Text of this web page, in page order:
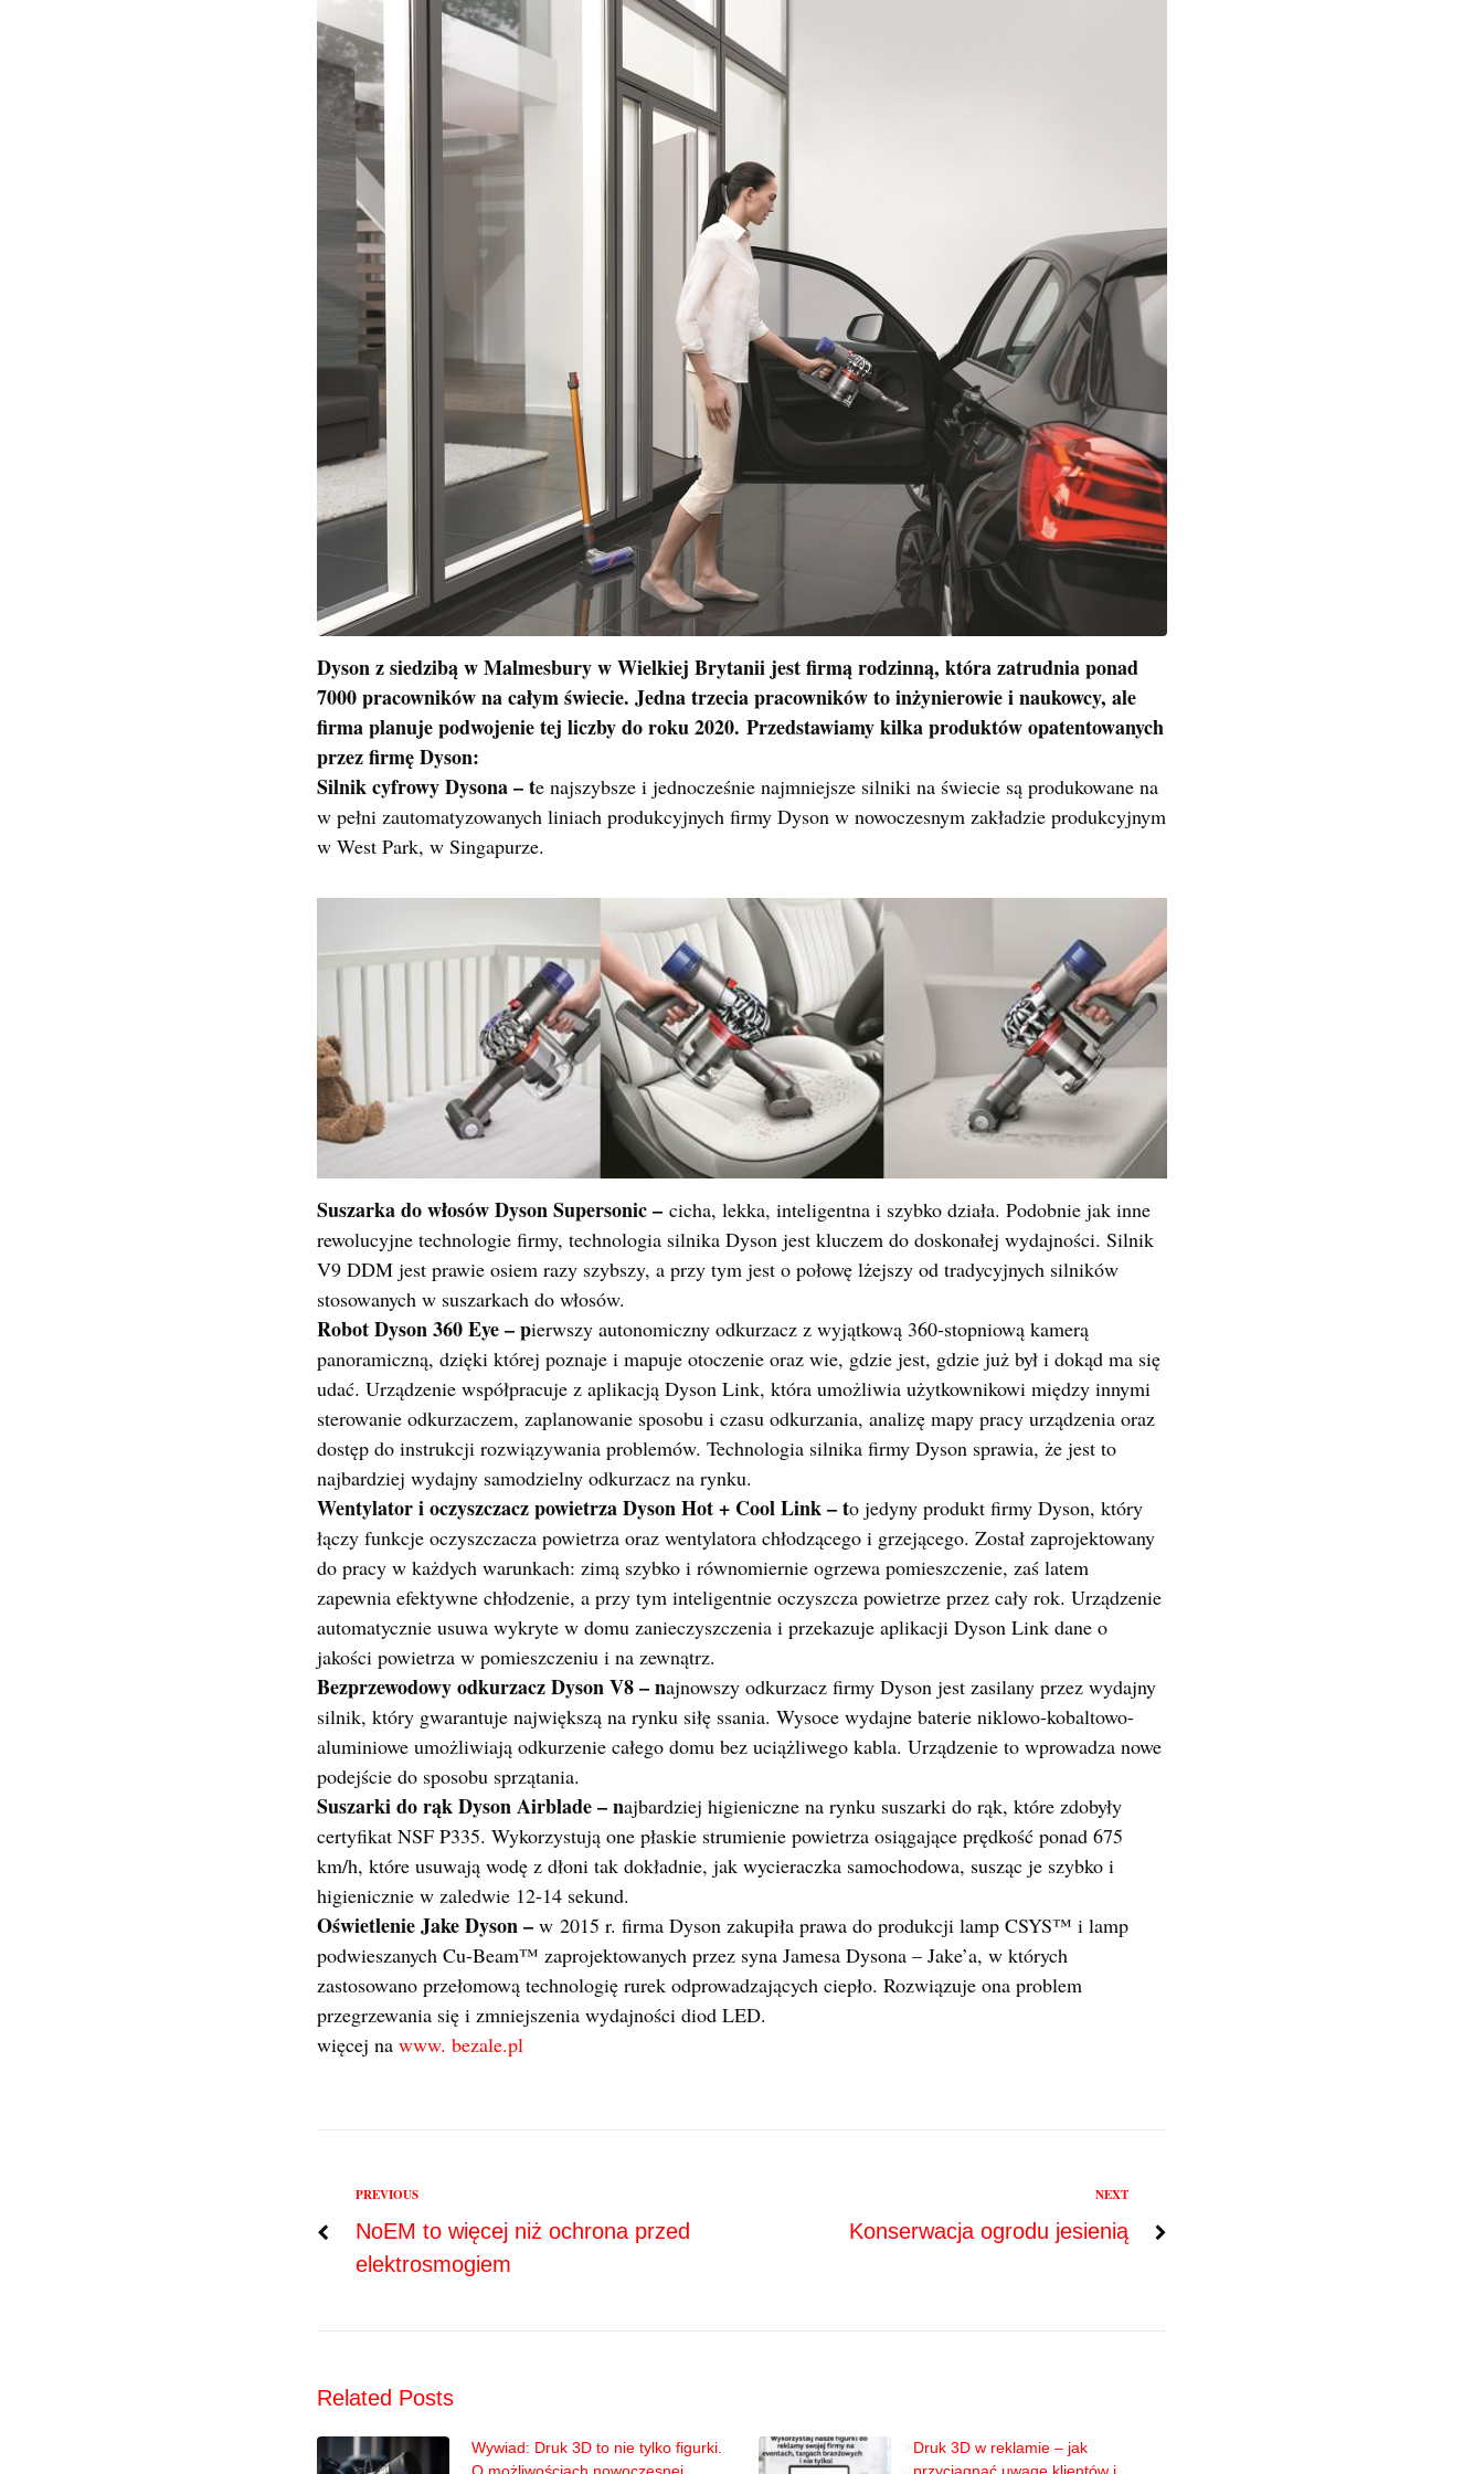
Dyson z siedzibą w Malmesbury w Wielkiej Brytanii jest firmą rodzinną, która zatrudnia ponad
7000 pracowników na całym świecie. Jedna trzecia pracowników to inżynierowie i naukowcy, ale
firma planuje podwojenie tej liczby do roku 2020. Przedstawiamy kilka produktów opatentowanych
przez firmę Dyson:
Silnik cyfrowy Dysona – te najszybsze i jednocześnie najmniejsze silniki na świecie są produkowane na
w pełni zautomatyzowanych liniach produkcyjnych firmy Dyson w nowoczesnym zakładzie produkcyjnym
w West Park, w Singapurze.
Suszarka do włosów Dyson Supersonic – cicha, lekka, inteligentna i szybko działa. Podobnie jak inne
rewolucyjne technologie firmy, technologia silnika Dyson jest kluczem do doskonałej wydajności. Silnik
V9 DDM jest prawie osiem razy szybszy, a przy tym jest o połowę lżejszy od tradycyjnych silników
stosowanych w suszarkach do włosów.
Robot Dyson 360 Eye – pierwszy autonomiczny odkurzacz z wyjątkową 360-stopniową kamerą
panoramiczną, dzięki której poznaje i mapuje otoczenie oraz wie, gdzie jest, gdzie już był i dokąd ma się
udać. Urządzenie współpracuje z aplikacją Dyson Link, która umożliwia użytkownikowi między innymi
sterowanie odkurzaczem, zaplanowanie sposobu i czasu odkurzania, analizę mapy pracy urządzenia oraz
dostęp do instrukcji rozwiązywania problemów. Technologia silnika firmy Dyson sprawia, że jest to
najbardziej wydajny samodzielny odkurzacz na rynku.
Wentylator i oczyszczacz powietrza Dyson Hot + Cool Link – to jedyny produkt firmy Dyson, który
łączy funkcje oczyszczacza powietrza oraz wentylatora chłodzącego i grzejącego. Został zaprojektowany
do pracy w każdych warunkach: zimą szybko i równomiernie ogrzewa pomieszczenie, zaś latem
zapewnia efektywne chłodzenie, a przy tym inteligentnie oczyszcza powietrze przez cały rok. Urządzenie
automatycznie usuwa wykryte w domu zanieczyszczenia i przekazuje aplikacji Dyson Link dane o
jakości powietrza w pomieszczeniu i na zewnątrz.
Bezprzewodowy odkurzacz Dyson V8 – najnowszy odkurzacz firmy Dyson jest zasilany przez wydajny
silnik, który gwarantuje największą na rynku siłę ssania. Wysoce wydajne baterie niklowo-kobaltowo-
aluminiowe umożliwiają odkurzenie całego domu bez uciążliwego kabla. Urządzenie to wprowadza nowe
podejście do sposobu sprzątania.
Suszarki do rąk Dyson Airblade – najbardziej higieniczne na rynku suszarki do rąk, które zdobyły
certyfikat NSF P335. Wykorzystują one płaskie strumienie powietrza osiągające prędkość ponad 675
km/h, które usuwają wodę z dłoni tak dokładnie, jak wycieraczka samochodowa, susząc je szybko i
higienicznie w zaledwie 12-14 sekund.
Oświetlenie Jake Dyson – w 2015 r. firma Dyson zakupiła prawa do produkcji lamp CSYS™ i lamp
podwieszanych Cu-Beam™ zaprojektowanych przez syna Jamesa Dysona – Jake’a, w których
zastosowano przełomową technologię rurek odprowadzających ciepło. Rozwiązuje ona problem
przegrzewania się i zmniejszenia wydajności diod LED.
więcej na www. bezale.pl
Nawigacja
wpisu
Previous
PREVIOUS
NoEM to więcej niż ochrona przed
elektrosmogiem
NEXT
Konserwacja ogrodu jesienią
Related Posts
Wywiad: Druk 3D to nie tylko figurki.
Druk 3D w reklamie – jak